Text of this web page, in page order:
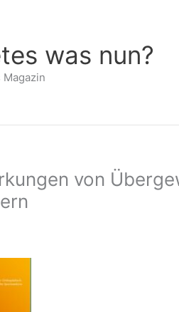
was nun?
Magazin
von